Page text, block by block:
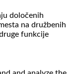
določenih
na družbenih
funkcije